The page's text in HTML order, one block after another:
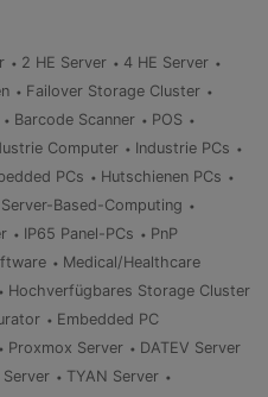
2 HE Server
4 HE Server
Failover Storage Cluster
Barcode Scanner
POS
Computer
Industrie PCs
PCs
Hutschienen PCs
Server-Based-Computing
IP65 Panel-PCs
PnP
Medical/Healthcare
Hochverfügbares Storage Cluster
Embedded PC
Proxmox Server
DATEV Server
Server
TYAN Server